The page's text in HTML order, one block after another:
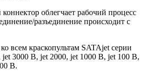
облегчает рабочий процесс
разъединение происходит с
всем краскопультам SATAjet серии
jet 3000 B, jet 2000, jet 1000 B, jet 100 B,
B.